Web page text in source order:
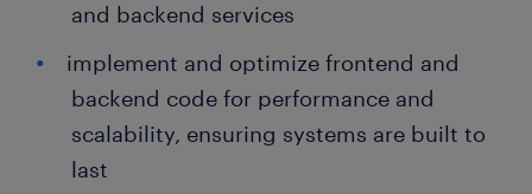
and backend services
implement and optimize frontend and
backend code for performance and
scalability, ensuring systems are built to
last